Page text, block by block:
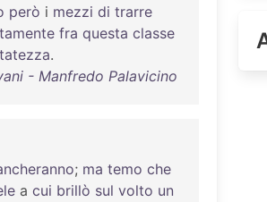
però i mezzi di trarre
fra questa classe
.
- Manfredo Palavicino
; ma temo che
a cui brillò sul volto un